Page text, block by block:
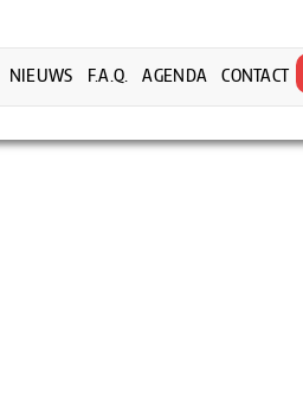
NIEUWS F.A.Q. AGENDA CONTACT